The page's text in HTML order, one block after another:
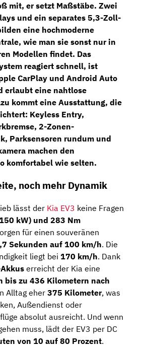
mit, er setzt Maßstäbe. Zwei
und ein separates 5,3-Zoll-
eine hochmoderne
wie man sie sonst nur in
Modellen findet. Das
reagiert schnell, ist
CarPlay und Android Auto
erlaubt eine nahtlose
kommt eine Ausstattung, die
Keyless Entry,
2-Zonen-
Parksensoren rundum und
machen den
komfortabel wie selten.
noch mehr Dynamik
lässt der Kia EV3 keine Fragen
kW) und 283 Nm
für einen souveränen
Sekunden auf 100 km/h. Die
liegt bei 170 km/h. Dank
erreicht der Kia eine
bis zu 436 Kilometern nach
Alltag eher375 Kilometer, was
Außendienst oder
absolut ausreicht. Und wenn
muss, lädt der EV3 per DC
von 10 auf 80 Prozent.